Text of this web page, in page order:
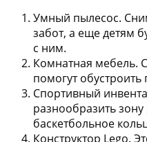
Умный пылесос.
забот, а еще детям
с ним.
Комнатная мебель.
помогут
Спортивный
разнообразить
баскетбольное
Конструктор Lego.